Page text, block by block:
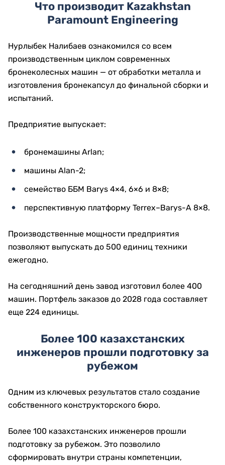
Что производит Kazakhstan
Paramount Engineering
Нурлыбек Налибаев ознакомился со всем
производственным циклом современных
бронеколесных машин — от обработки металла и
изготовления бронекапсул до финальной сборки и
испытаний.
Предприятие выпускает:
бронемашины Arlan;
машины Alan-2;
семейство ББМ Barys 4×4, 6×6 и 8×8;
перспективную платформу Terrex–Barys-A 8×8.
Производственные мощности предприятия
позволяют выпускать до 500 единиц техники
ежегодно.
На сегодняшний день завод изготовил более 400
машин. Портфель заказов до 2028 года составляет
еще 224 единицы.
Более 100 казахстанских
инженеров прошли подготовку за
рубежом
Одним из ключевых результатов стало создание
собственного конструкторского бюро.
Более 100 казахстанских инженеров прошли
подготовку за рубежом. Это позволило
сформировать внутри страны компетенции,